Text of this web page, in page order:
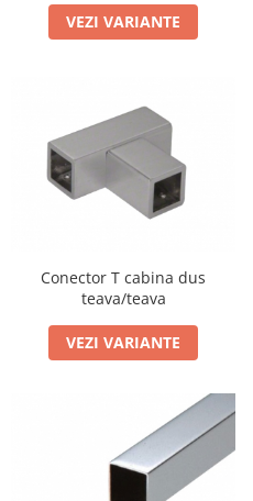
Cabluri si componente montanti
Mana curenta
Suporti mana curenta
Accesorii mana curenta
Prinderi punctuale
Conectori sticla
Accesorii prinderi punctuale
Componente copertina
VEZI VARIANTE
Conector T cabina dus
teava/teava
VEZI VARIANTE